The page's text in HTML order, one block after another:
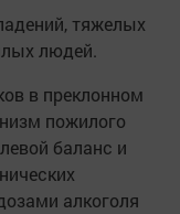
тяжелых
людей.
в преклонном
пожилого
баланс и
алкоголя